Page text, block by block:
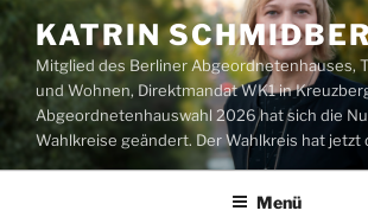
Zum
Inhalt
springen
KATRIN
Mitglied des Berliner Abgeordnetenhauses,
und Wohnen, Direktmandat WK1 in
Abgeordnetenhauswahl 2026 hat sich die
Wahlkreise geändert. Der Wahlkreis hat jetzt
Menü